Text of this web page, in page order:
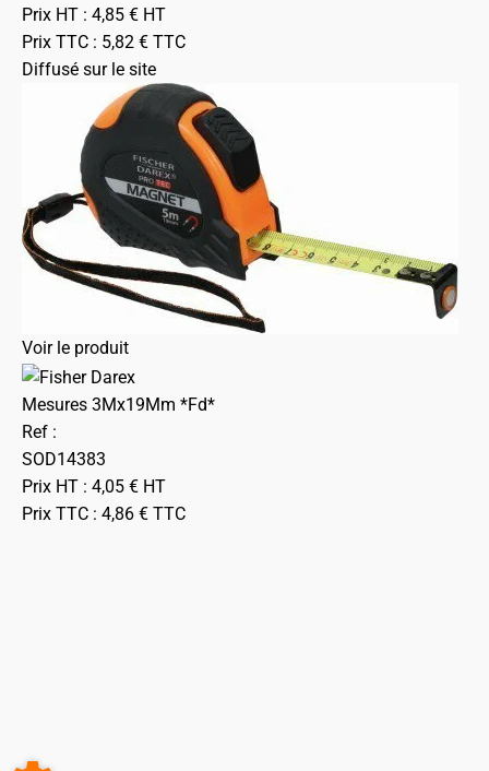
Prix HT : 4,85 € HT
Prix TTC : 5,82 € TTC
Diffusé sur le site
Voir le produit
Mesures 3Mx19Mm *Fd*
Ref :
SOD14383
Prix HT : 4,05 € HT
Prix TTC : 4,86 € TTC